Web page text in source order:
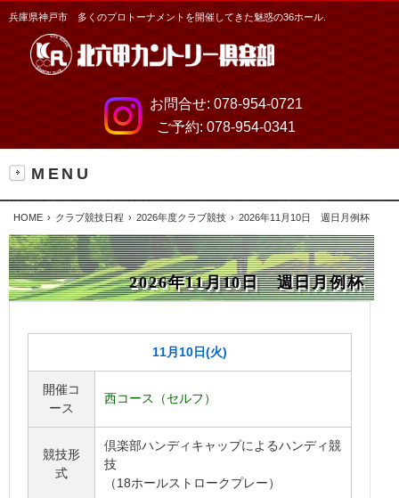
兵庫県神戸市 多くのプロトーナメントを開催してきた魅惑の36ホール.
お問合せ: 078-954-0721
ご予約: 078-954-0341
MENU
HOME クラブ競技日程 2026年度クラブ競技 2026年11月10日 週日月例杯
2026年11月10日 週日月例杯
11月10日(火)
開催コ
ース
西コース（セルフ）
競技形
式
倶楽部ハンディキャップによるハンディ競
技
（18ホールストロークプレー）